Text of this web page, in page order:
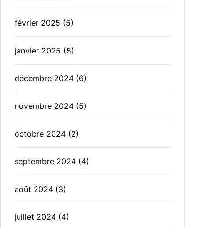
février 2025 (5)
janvier 2025 (5)
décembre 2024 (6)
novembre 2024 (5)
octobre 2024 (2)
septembre 2024 (4)
août 2024 (3)
juillet 2024 (4)